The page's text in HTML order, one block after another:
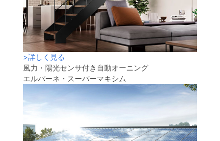
>詳しく見る
風力・陽光センサ付き自動オーニング
エルバーネ・スーパーマキシム